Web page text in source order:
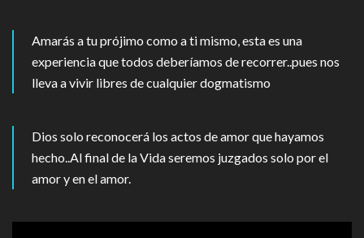
Amarás a tu prójimo como a ti mismo, esta es una
experiencia que todos deberíamos de recorrer..pues nos
lleva a vivir libres de cualquier dogmatismo
Dios solo reconocerá los actos de amor que hayamos
hecho..Al final de la Vida seremos juzgados solo por el
amor y en el amor.